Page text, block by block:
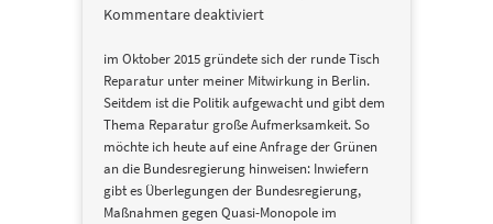
Kommentare deaktiviertfür
Fragen
an
die
Bundesregierung
zum
Thema
Reparatur
im Oktober 2015 gründete sich der runde Tisch
Reparatur unter meiner Mitwirkung in Berlin.
Seitdem ist die Politik aufgewacht und gibt dem
Thema Reparatur große Aufmerksamkeit. So
möchte ich heute auf eine Anfrage der Grünen
an die Bundesregierung hinweisen: Inwiefern
gibt es Überlegungen der Bundesregierung,
Maßnahmen gegen Quasi-Monopole im